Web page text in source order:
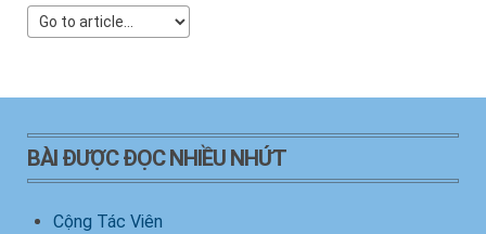
BÀI ĐƯỢC ĐỌC NHIỀU NHỨT
Cộng Tác Viên